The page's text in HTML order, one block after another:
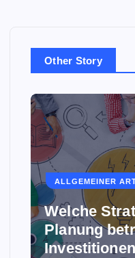
Other Story
ALLGEMEINER
Welche
Planung